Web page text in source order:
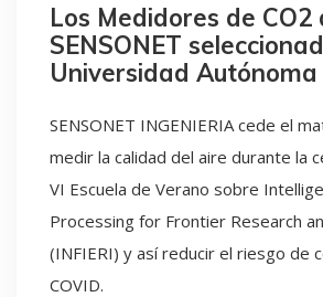
Los Medidores de CO2
SENSONET
Universidad
SENSONET INGENIERIA cede el
medir la calidad del aire durante la
VI Escuela de Verano sobre
Processing for Frontier Research
(INFIERI) y así reducir el riesgo de
COVID.